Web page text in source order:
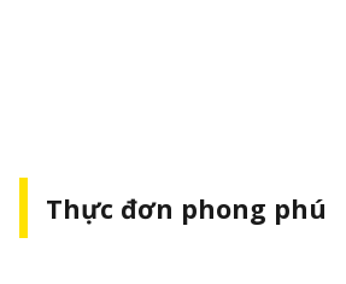
Thực đơn phong phú